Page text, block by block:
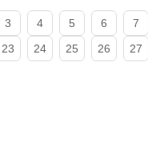
3 4 5 6 7
23
24 25 26 27